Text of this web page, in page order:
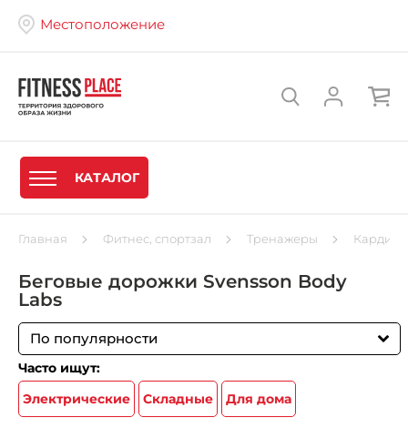
Местоположение
КАТАЛОГ
Главная Фитнес, спортзал Тренажеры
Беговые дорожки Svensson Body
Labs
По популярности
Часто ищут:
Электрические
Складные Для дома